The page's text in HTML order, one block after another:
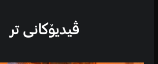
ڤیدیۆكانی تر